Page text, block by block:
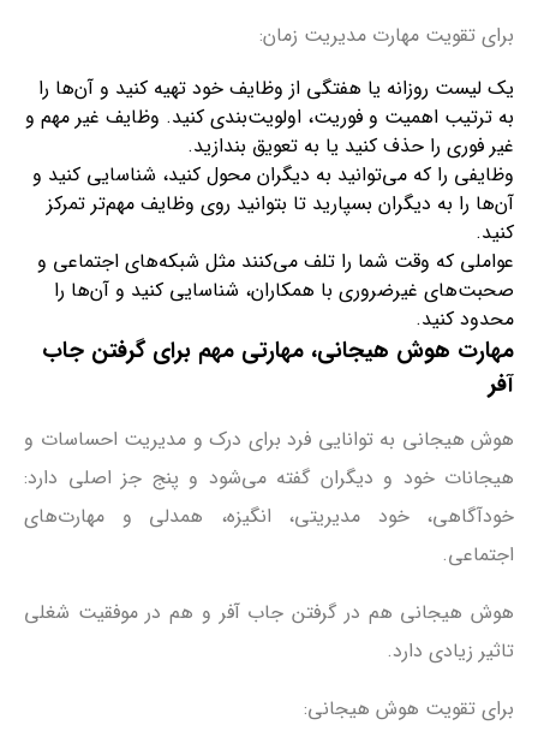
برای تقویت مهارت مدیریت زمان:
یک لیست روزانه یا هفتگی از وظایف خود تهیه کنید و آن‌ها را
به ترتیب اهمیت و فوریت، اولویت‌بندی کنید. وظایف غیر مهم و
غیر فوری را حذف کنید یا به تعویق بندازید.
وظایفی را که می‌توانید به دیگران محول کنید، شناسایی کنید و
آن‌ها را به دیگران بسپارید تا بتوانید روی وظایف مهم‌تر تمرکز
کنید.
عواملی که وقت شما را تلف می‌‌کنند مثل شبکه‌های اجتماعی و
صحبت‌های غیرضروری با همکاران، شناسایی کنید و آن‌ها را
محدود کنید.
مهارت هوش هیجانی، مهارتی مهم برای گرفتن جاب
آفر
هوش هیجانی به توانایی فرد برای درک و مدیریت احساسات و
هیجانات خود و دیگران گفته می‌شود و پنج جز اصلی دارد:
خودآگاهی، خود مدیریتی، انگیزه، همدلی و مهارت‌های
اجتماعی.
هوش هیجانی هم در گرفتن جاب آفر و هم در موفقیت شغلی
تاثیر زیادی دارد.
برای تقویت هوش هیجانی: